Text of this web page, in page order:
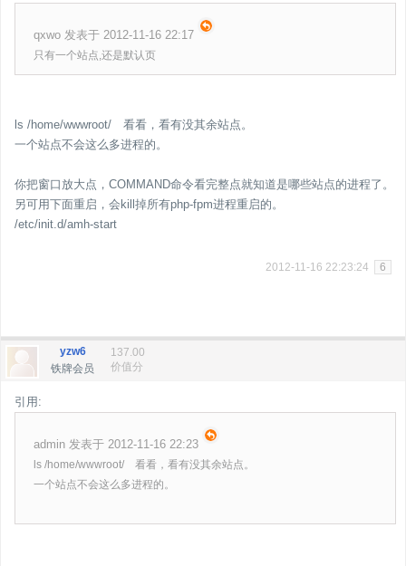
qxwo 发表于 2012-11-16 22:17
只有一个站点,还是默认页
ls /home/wwwroot/ 看看，看有没其余站点。
一个站点不会这么多进程的。
你把窗口放大点，COMMAND命令看完整点就知道是哪些站点的进程了。
另可用下面重启，会kill掉所有php-fpm进程重启的。
/etc/init.d/amh-start
2012-11-16 22:23:24 6
yzw6
铁牌会员
137.00
价值分
引用:
admin 发表于 2012-11-16 22:23
ls /home/wwwroot/ 看看，看有没其余站点。
一个站点不会这么多进程的。